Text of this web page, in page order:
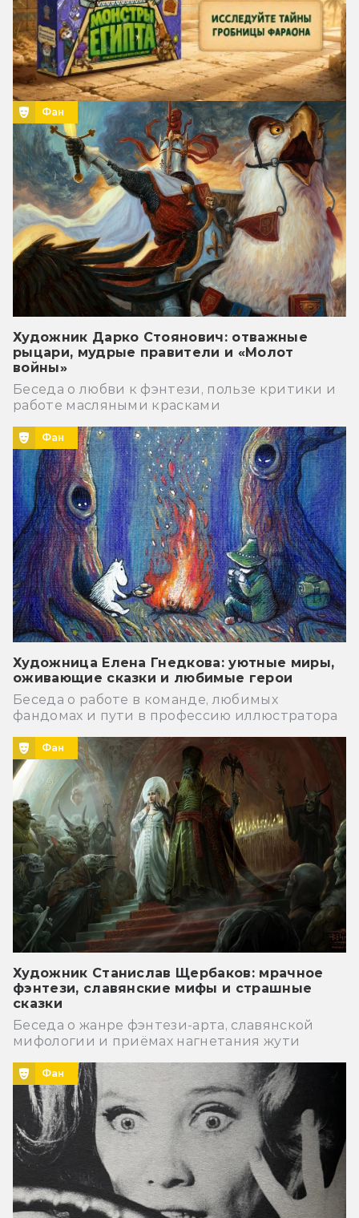
Фан
Художник Дарко Стоянович: отважные
рыцари, мудрые правители и «Молот
войны»
Беседа о любви к фэнтези, пользе критики и
работе масляными красками
Фан
Художница Елена Гнедкова: уютные миры,
оживающие сказки и любимые герои
Беседа о работе в команде, любимых
фандомах и пути в профессию иллюстратора
Фан
Художник Станислав Щербаков: мрачное
фэнтези, славянские мифы и страшные
сказки
Беседа о жанре фэнтези-арта, славянской
мифологии и приёмах нагнетания жути
Фан